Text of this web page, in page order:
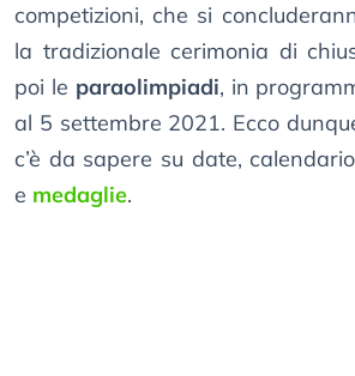
competizioni, che si
la tradizionale cerimonia di
poi le paraolimpiadi, in
al 5 settembre 2021. Ecco
c’è da sapere su date,
e medaglie.